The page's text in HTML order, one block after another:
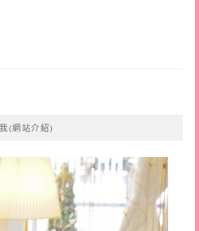
(網站介紹)